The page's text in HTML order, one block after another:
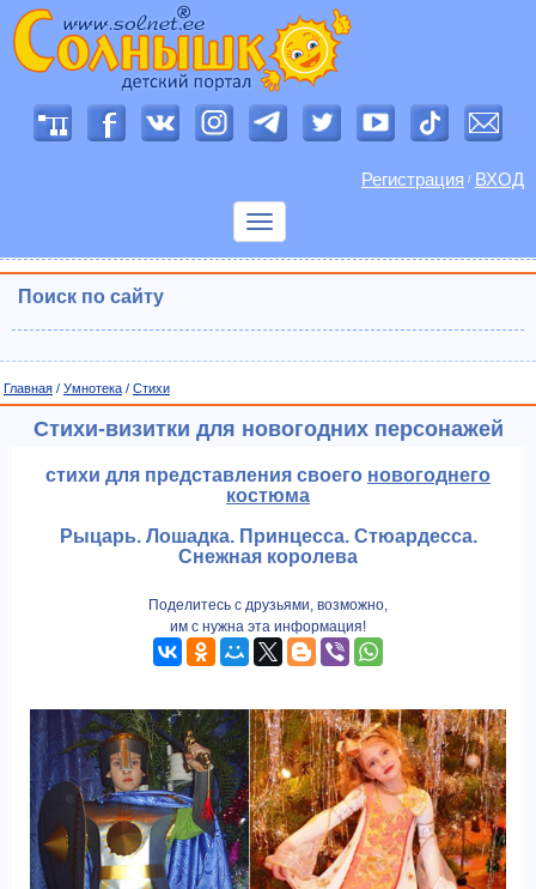
Регистрация / ВХОД
Показать
Поиск по сайту
Главная / Умнотека / Cтихи
Стихи-визитки для новогодних персонажей
стихи для представления своего новогоднего
костюма
Рыцарь. Лошадка. Принцесса. Стюардесса.
Снежная королева
Поделитесь с друзьями, возможно,
им с нужна эта информация!